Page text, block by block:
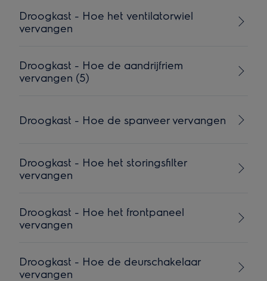
Droogkast - Hoe het ventilatorwiel
vervangen
Droogkast - Hoe de aandrijfriem
vervangen (5)
Droogkast - Hoe de spanveer vervangen
Droogkast - Hoe het storingsfilter
vervangen
Droogkast - Hoe het frontpaneel
vervangen
Droogkast - Hoe de deurschakelaar
vervangen